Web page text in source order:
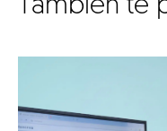
También te